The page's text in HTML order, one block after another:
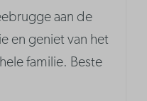
aan de
en geniet van het
familie. Beste